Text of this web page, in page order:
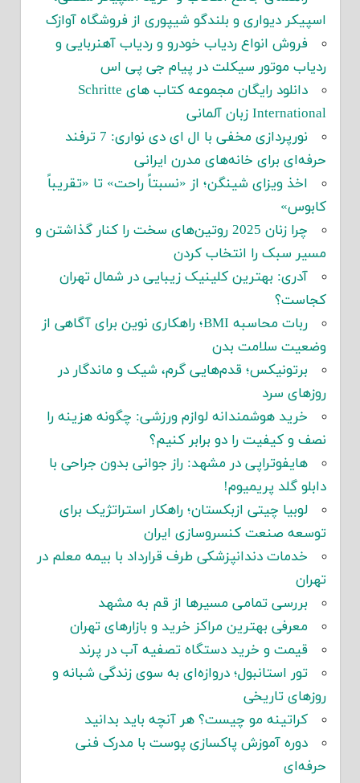
اسپیکر دیواری و بلندگو شیپوری از فروشگاه آوازک
فروش انواع ردیاب خودرو و ردیاب آهنربایی و
ردیاب موتور سیکلت در پیام جی پی اس
دانلود رایگان مجموعه کتاب های Schritte
International زبان آلمانی
نورپردازی مخفی با ال ای دی نواری: 7 ترفند
حرفه‌ای برای خانه‌های مدرن ایرانی
اخذ ویزای شینگن؛ از «نسبتاً راحت» تا «تقریباً
کابوس»
چرا زنان 2025 روتین‌های سخت را کنار گذاشتن و
مسیر سبک را انتخاب کردن
آدری: بهترین کلینیک زیبایی در شمال تهران
کجاست؟
ربات محاسبه BMI؛ راهکاری نوین برای آگاهی از
وضعیت سلامت بدن
برتونیکس؛ قدم‌هایی گرم، شیک و ماندگار در
روزهای سرد
خرید هوشمندانه لوازم ورزشی: چگونه هزینه را
نصف و کیفیت را دو برابر کنیم؟
هایفوتراپی در مشهد: راز جوانی بدون جراحی با
دابلو گلد پریمیوم!
لوبیا چیتی ازبکستان؛ راهکار استراتژیک برای
توسعه صنعت کنسروسازی ایران
خدمات دندانپزشکی طرف قرارداد با بیمه معلم در
تهران
بررسی تمامی مسیرها از قم به مشهد
معرفی بهترین مراکز خرید و بازارهای تهران
قیمت و خرید دستگاه تصفیه آب در پرند
تور استانبول؛ دروازه‌ای به سوی زندگی شبانه و
روزهای تاریخی
کراتینه مو چیست؟ هر آنچه باید بدانید
دوره آموزش پاکسازی پوست با مدرک فنی
حرفه‌ای